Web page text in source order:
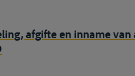
afgifte en inname